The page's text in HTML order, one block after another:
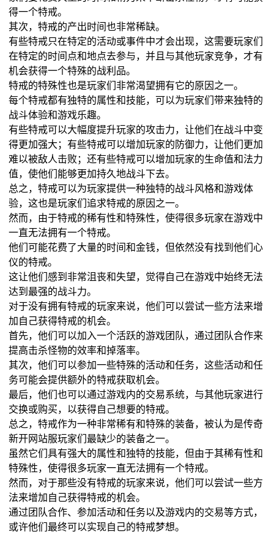
得一个特戒。
其次，特戒的产出时间也非常稀缺。
有些特戒只在特定的活动或事件中才会出现，这需要玩家们
在特定的时间点和地点去参与，并且与其他玩家竞争，才有
机会获得一个特殊的战利品。
特戒的特殊性也是玩家们非常渴望拥有它的原因之一。
每个特戒都有独特的属性和技能，可以为玩家们带来独特的
战斗体验和游戏乐趣。
有些特戒可以大幅度提升玩家的攻击力，让他们在战斗中变
得更加强大；有些特戒可以增加玩家的防御力，让他们更加
难以被敌人击败；还有些特戒可以增加玩家的生命值和法力
值，使他们能够更加持久地战斗下去。
总之，特戒可以为玩家提供一种独特的战斗风格和游戏体
验，这也是玩家们追求特戒的原因之一。
然而，由于特戒的稀有性和特殊性，使得很多玩家在游戏中
一直无法拥有一个特戒。
他们可能花费了大量的时间和金钱，但依然没有找到他们心
仪的特戒。
这让他们感到非常沮丧和失望，觉得自己在游戏中始终无法
达到最强的战斗力。
对于没有拥有特戒的玩家来说，他们可以尝试一些方法来增
加自己获得特戒的机会。
首先，他们可以加入一个活跃的游戏团队，通过团队合作来
提高击杀怪物的效率和掉落率。
其次，他们可以参加一些特殊的活动和任务，这些活动和任
务可能会提供额外的特戒获取机会。
最后，他们也可以通过游戏内的交易系统，与其他玩家进行
交换或购买，以获得自己想要的特戒。
总之，特戒作为一种非常稀有和特殊的装备，被认为是传奇
新开网站服玩家们最缺少的装备之一。
虽然它们具有强大的属性和独特的技能，但由于其稀有性和
特殊性，使得很多玩家一直无法拥有一个特戒。
然而，对于那些没有特戒的玩家来说，他们可以尝试一些方
法来增加自己获得特戒的机会。
通过团队合作、参加活动和任务以及游戏内的交易等方式，
或许他们最终可以实现自己的特戒梦想。